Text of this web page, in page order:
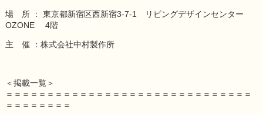
場 所 ： 東京都新宿区西新宿3-7-1 リビングデザインセンター
OZONE 4階
主 催 ：株式会社中村製作所
＜掲載一覧＞
＝＝＝＝＝＝＝＝＝＝＝＝＝＝＝＝＝＝＝＝＝＝＝＝＝＝＝＝＝＝
＝＝＝＝＝＝＝＝